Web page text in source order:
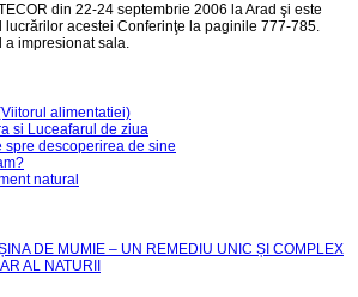
din 22-24 septembrie 2006 la Arad şi este
acestei Conferinţe la paginile 777-785.
a impresionat sala.
alimentatiei)
si Luceafarul de ziua
spre descoperirea de sine
natural
DE MUMIE – UN REMEDIU UNIC ȘI COMPLEX
AL NATURII